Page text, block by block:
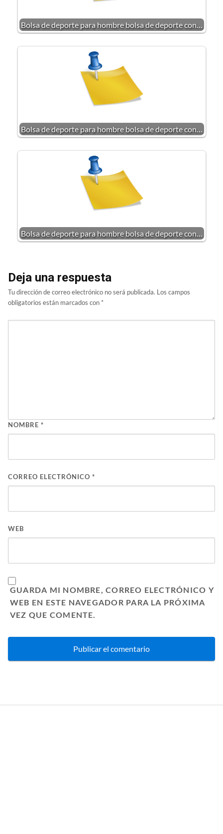
Bolsa de deporte para hombre bolsa de deporte con…
Bolsa de deporte para hombre bolsa de deporte con…
Bolsa de deporte para hombre bolsa de deporte con…
Deja una respuesta
Tu dirección de correo electrónico no será publicada. Los campos
obligatorios están marcados con *
NOMBRE *
CORREO ELECTRÓNICO *
WEB
GUARDA MI NOMBRE, CORREO ELECTRÓNICO Y
WEB EN ESTE NAVEGADOR PARA LA PRÓXIMA
VEZ QUE COMENTE.